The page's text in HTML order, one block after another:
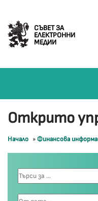
СЪВЕТ ЗА
ЕЛЕКТРОННИ
МЕДИИ
Открито
Начало » Финансова